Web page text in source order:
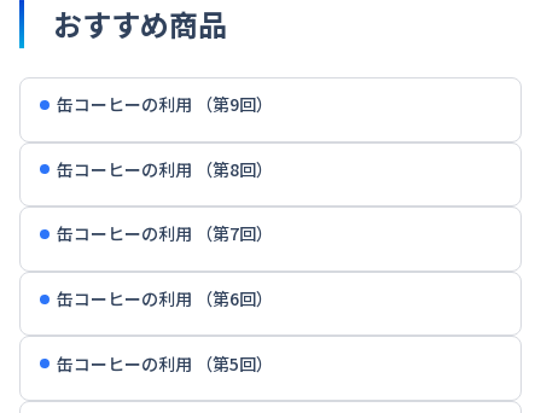
おすすめ商品
缶コーヒーの利用 （第9回）
缶コーヒーの利用 （第8回）
缶コーヒーの利用 （第7回）
缶コーヒーの利用 （第6回）
缶コーヒーの利用 （第5回）